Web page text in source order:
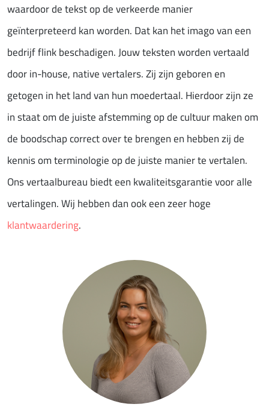
waardoor de tekst op de verkeerde manier
geïnterpreteerd kan worden. Dat kan het imago van een
bedrijf flink beschadigen. Jouw teksten worden vertaald
door in-house, native vertalers. Zij zijn geboren en
getogen in het land van hun moedertaal. Hierdoor zijn ze
in staat om de juiste afstemming op de cultuur maken om
de boodschap correct over te brengen en hebben zij de
kennis om terminologie op de juiste manier te vertalen.
Ons vertaalbureau biedt een kwaliteitsgarantie voor alle
vertalingen. Wij hebben dan ook een zeer hoge
klantwaardering.